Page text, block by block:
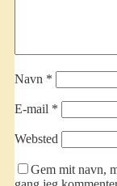
Navn *
E-mail *
Websted
Gem mit navn,